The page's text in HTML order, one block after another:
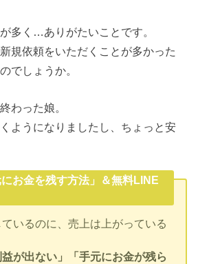
多く…ありがたいことです。
規依頼をいただくことが多かった
でしょうか。
わった娘。
ようになりましたし、ちょっと安
お金を残す方法」＆無料LINE
いるのに、売上は上がっている
益が出ない」「手元にお金が残ら